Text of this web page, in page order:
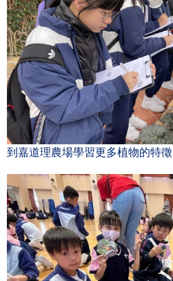
到嘉道理農場學習更多植物的特徵